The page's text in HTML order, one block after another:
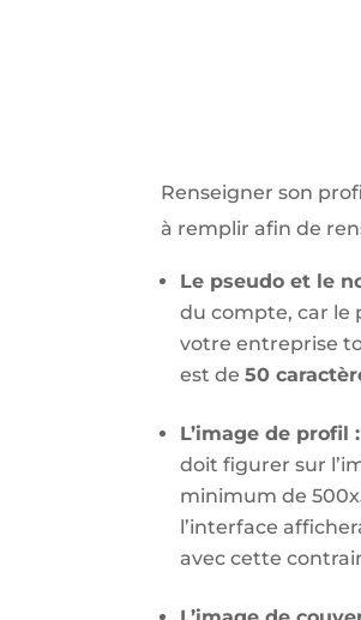
Renseigner son
à remplir afin de
Le pseudo et le
du compte, car le
votre entreprise
est de50
L’image de profil :
doit figurer sur
minimum de
l’interface
avec cette